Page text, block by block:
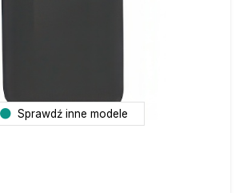
Sprawdź inne modele